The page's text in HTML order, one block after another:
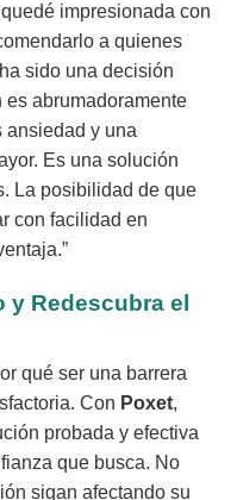
quedé impresionada con
a quienes
sido una decisión
abrumadoramente
ansiedad y una
Es una solución
La posibilidad de que
con facilidad en
y Redescubra el
qué ser una barrera
Con Poxet,
probada y efectiva
que busca. No
sigan afectando su